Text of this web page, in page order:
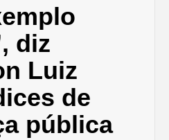
diz
Luiz
de
pública